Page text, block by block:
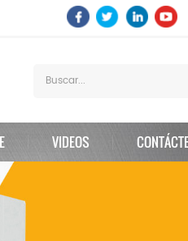
VIDEOS